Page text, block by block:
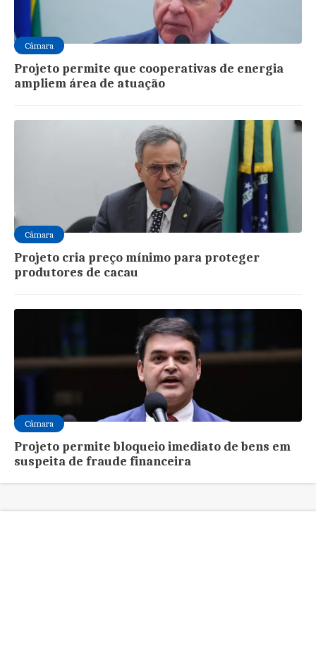
Câmara
Projeto permite que cooperativas de energia
ampliem área de atuação
Câmara
Projeto cria preço mínimo para proteger
produtores de cacau
Câmara
Projeto permite bloqueio imediato de bens em
suspeita de fraude financeira